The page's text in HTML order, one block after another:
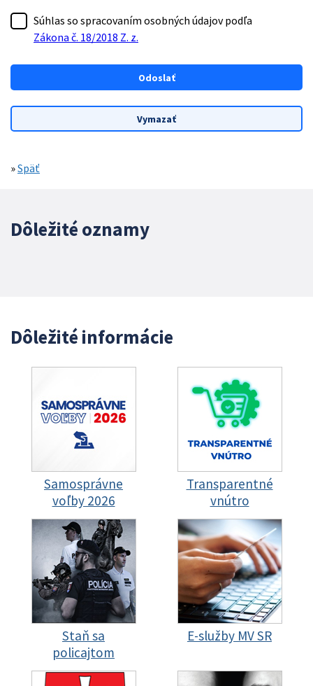
Súhlas so spracovaním osobných údajov podľa
Zákona č. 18/2018 Z. z.
»Späť
Dôležité oznamy
Dôležité informácie
Samosprávne
voľby 2026
Transparentné
vnútro
Staň sa
policajtom
E-služby MV SR